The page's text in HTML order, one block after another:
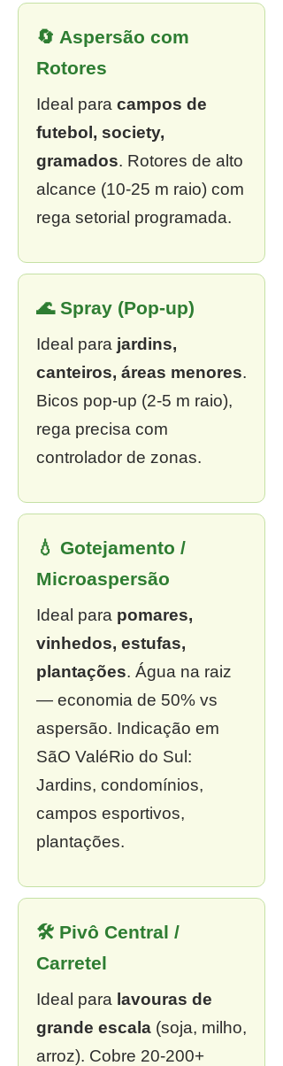
🔄 Aspersão com
Rotores
Ideal para campos de
futebol, society,
gramados. Rotores de alto
alcance (10-25 m raio) com
rega setorial programada.
🌊 Spray (Pop-up)
Ideal para jardins,
canteiros, áreas menores.
Bicos pop-up (2-5 m raio),
rega precisa com
controlador de zonas.
💧 Gotejamento /
Microaspersão
Ideal para pomares,
vinhedos, estufas,
plantações. Água na raiz
— economia de 50% vs
aspersão. Indicação em
SãO ValéRio do Sul:
Jardins, condomínios,
campos esportivos,
plantações.
🛠 Pivô Central /
Carretel
Ideal para lavouras de
grande escala (soja, milho,
arroz). Cobre 20-200+